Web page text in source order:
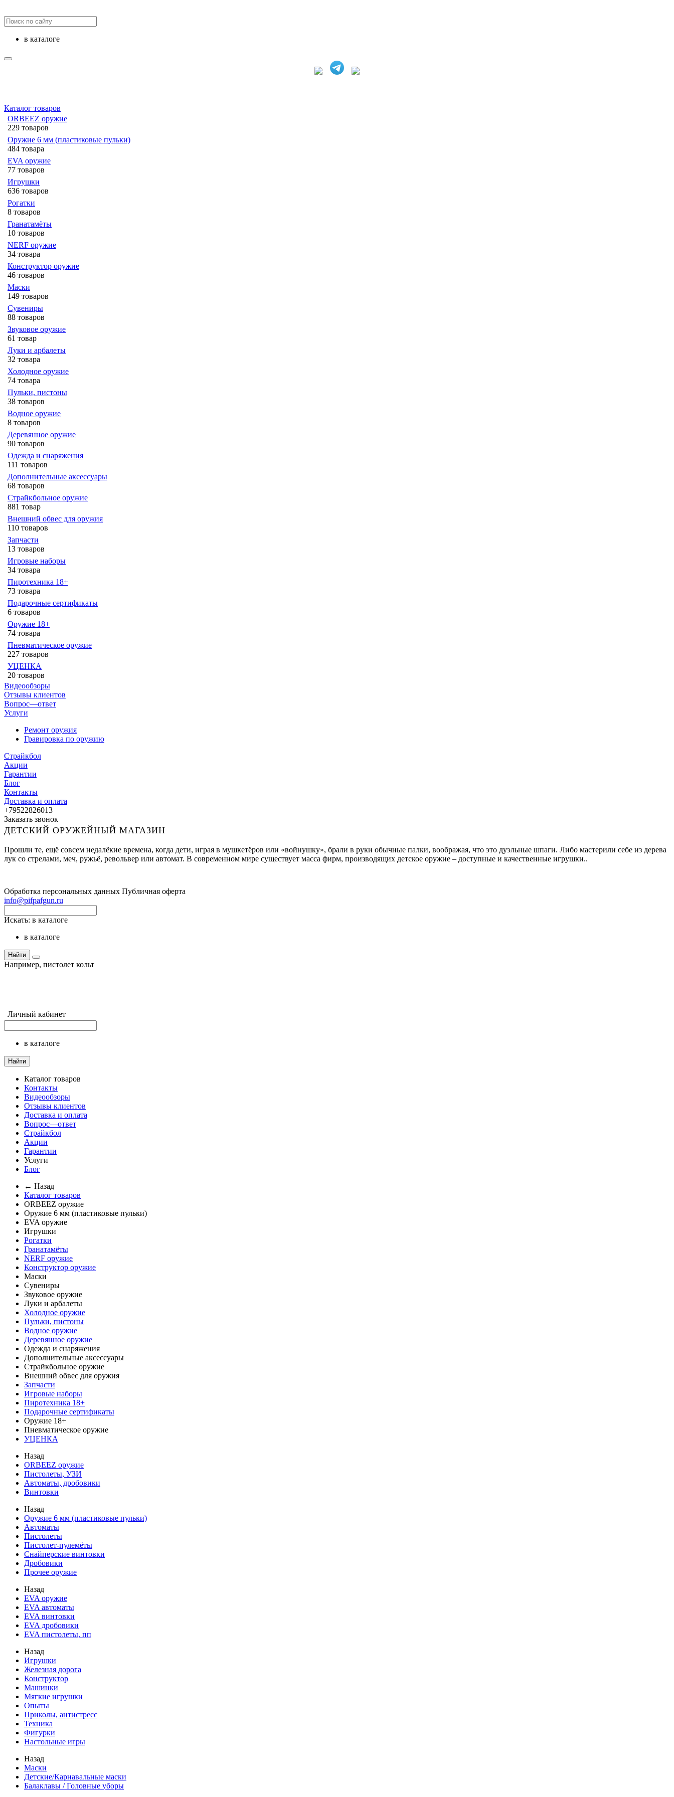
в каталоге
Каталог товаров
ORBEEZ оружие
229 товаров
Оружие 6 мм (пластиковые пульки)
484 товара
EVA оружие
77 товаров
Игрушки
636 товаров
Рогатки
8 товаров
Гранатамёты
10 товаров
NERF оружие
34 товара
Конструктор оружие
46 товаров
Маски
149 товаров
Сувениры
88 товаров
Звуковое оружие
61 товар
Луки и арбалеты
32 товара
Холодное оружие
74 товара
Пульки, пистоны
38 товаров
Водное оружие
8 товаров
Деревянное оружие
90 товаров
Одежда и снаряжения
111 товаров
Дополнительные аксессуары
68 товаров
Страйкбольное оружие
881 товар
Внешний обвес для оружия
110 товаров
Запчасти
13 товаров
Игровые наборы
34 товара
Пиротехника 18+
73 товара
Подарочные сертификаты
6 товаров
Оружие 18+
74 товара
Пневматическое оружие
227 товаров
УЦЕНКА
20 товаров
Видеообзоры
Отзывы клиентов
Вопрос—ответ
Услуги
Ремонт оружия
Гравировка по оружию
Страйкбол
Акции
Гарантии
Блог
Контакты
Доставка и оплата
+79522826013
Заказать звонок
ДЕТСКИЙ ОРУЖЕЙНЫЙ МАГАЗИН
Прошли те, ещё совсем недалёкие времена, когда дети, играя в мушкетёров или «войнушку», брали в руки обычные палки, воображая, что это дуэльные шпаги. Либо мастерили себе из дерева
лук со стрелами, меч, ружьё, револьвер или автомат. В современном мире существует масса фирм, производящих детское оружие – доступные и качественные игрушки..
Обработка персональных данных Публичная оферта
info@pifpafgun.ru
Искать: в каталоге
в каталоге
Найти
Например, пистолет кольт
Личный кабинет
в каталоге
Найти
Каталог товаров
Контакты
Видеообзоры
Отзывы клиентов
Доставка и оплата
Вопрос—ответ
Страйкбол
Акции
Гарантии
Услуги
Блог
← Назад
Каталог товаров
ORBEEZ оружие
Оружие 6 мм (пластиковые пульки)
EVA оружие
Игрушки
Рогатки
Гранатамёты
NERF оружие
Конструктор оружие
Маски
Сувениры
Звуковое оружие
Луки и арбалеты
Холодное оружие
Пульки, пистоны
Водное оружие
Деревянное оружие
Одежда и снаряжения
Дополнительные аксессуары
Страйкбольное оружие
Внешний обвес для оружия
Запчасти
Игровые наборы
Пиротехника 18+
Подарочные сертификаты
Оружие 18+
Пневматическое оружие
УЦЕНКА
Назад
ORBEEZ оружие
Пистолеты, УЗИ
Автоматы, дробовики
Винтовки
Назад
Оружие 6 мм (пластиковые пульки)
Автоматы
Пистолеты
Пистолет-пулемёты
Снайперские винтовки
Дробовики
Прочее оружие
Назад
EVA оружие
EVA автоматы
EVA винтовки
EVA дробовики
EVA пистолеты, пп
Назад
Игрушки
Железная дорога
Конструктор
Машинки
Мягкие игрушки
Опыты
Приколы, антистресс
Техника
Фигурки
Настольные игры
Назад
Маски
Детские/Карнавальные маски
Балаклавы / Головные уборы